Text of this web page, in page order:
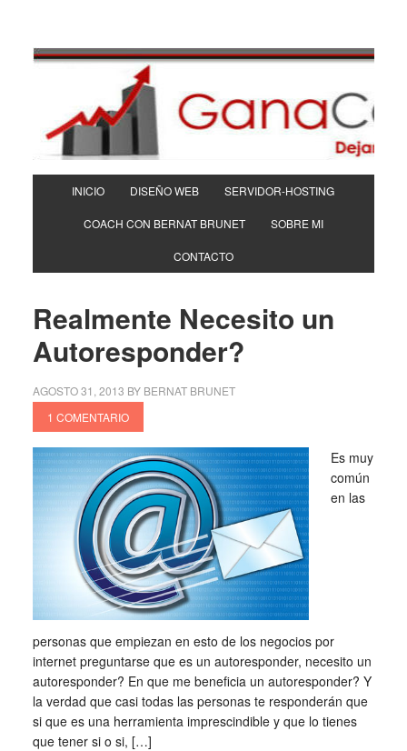
INICIO DISEÑO WEB SERVIDOR-HOSTING
COACH CON BERNAT BRUNET SOBRE MI
CONTACTO
Realmente Necesito un
Autoresponder?
AGOSTO 31, 2013 BY BERNAT BRUNET
1 COMENTARIO
Es muy
común
en las
personas que empiezan en esto de los negocios por
internet preguntarse que es un autoresponder, necesito un
autoresponder? En que me beneficia un autoresponder? Y
la verdad que casi todas las personas te responderán que
si que es una herramienta imprescindible y que lo tienes
que tener si o si, […]